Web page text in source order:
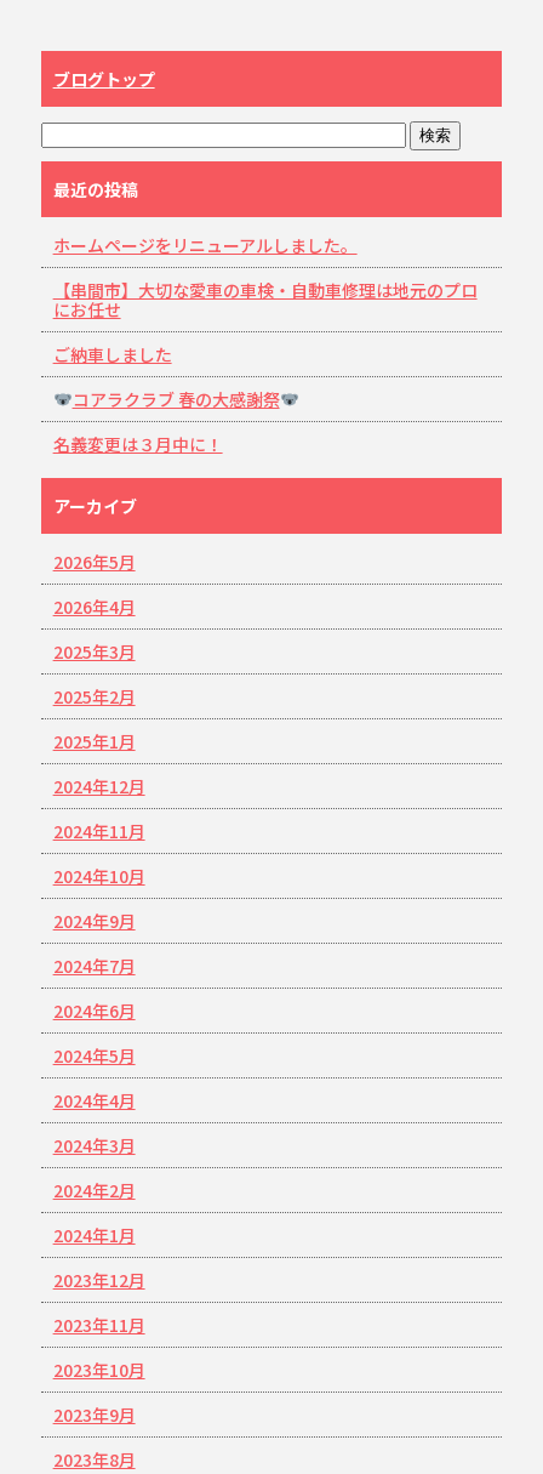
ブログトップ
最近の投稿
ホームページをリニューアルしました。
【串間市】大切な愛車の車検・自動車修理は地元のプロ
にお任せ
ご納車しました
コアラクラブ 春の大感謝祭
名義変更は３月中に！
アーカイブ
2026年5月
2026年4月
2025年3月
2025年2月
2025年1月
2024年12月
2024年11月
2024年10月
2024年9月
2024年7月
2024年6月
2024年5月
2024年4月
2024年3月
2024年2月
2024年1月
2023年12月
2023年11月
2023年10月
2023年9月
2023年8月